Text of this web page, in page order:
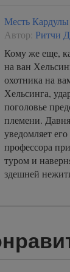
Месть Кардулы
Автор: Ритчи
Кому же еще,
на ван
охотника на
Хельсинга,
поголовье
племени.
уведомляет
профессора
туром и
здешней